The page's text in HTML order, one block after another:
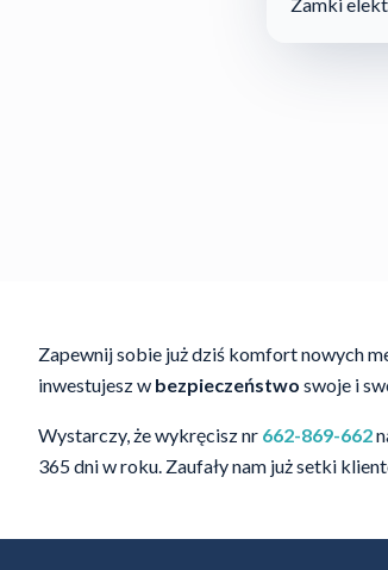
Zapewnij sobie już dziś komfort nowych
inwestujesz w bezpieczeństwo swoje i
Wystarczy, że wykręcisz nr 662-869-662
365 dni w roku. Zaufały nam już setki